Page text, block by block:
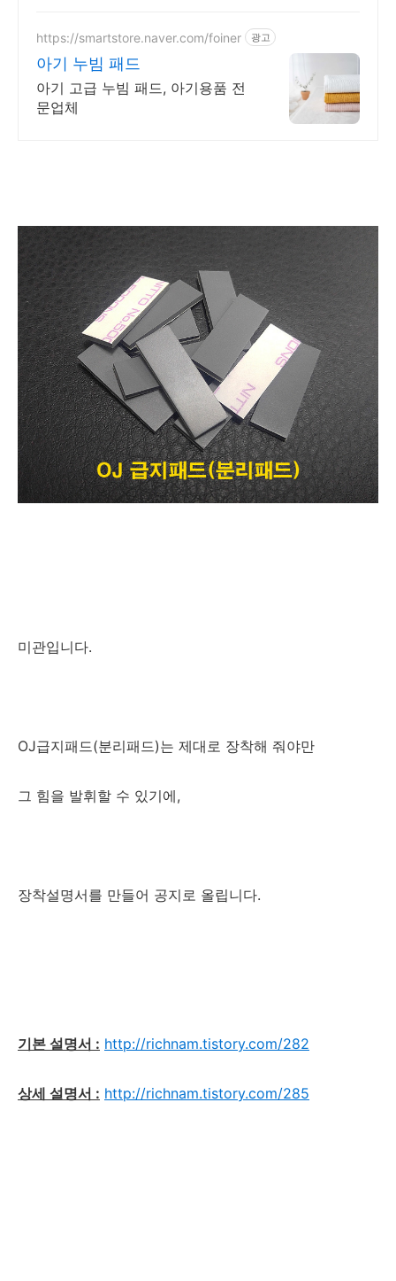
https://smartstore.naver.com/foiner 광고
아기 누빔 패드
아기 고급 누빔 패드, 아기용품 전
문업체
미관입니다.
OJ급지패드(분리패드)는 제대로 장착해 줘야만
그 힘을 발휘할 수 있기에,
장착설명서를 만들어 공지로 올립니다.
기본 설명서 : http://richnam.tistory.com/282
상세 설명서 : http://richnam.tistory.com/285